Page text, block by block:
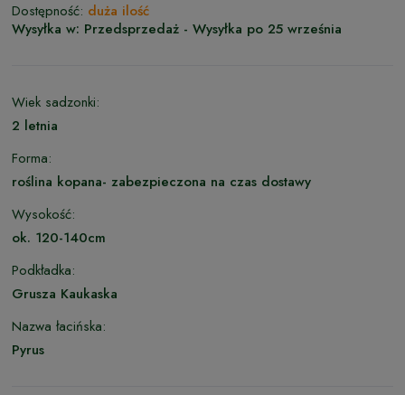
Dostępność: duża ilość
Wysyłka w: Przedsprzedaż - Wysyłka po 25 września
Wiek sadzonki:
2 letnia
Forma:
roślina kopana- zabezpieczona na czas dostawy
Wysokość:
ok. 120-140cm
Podkładka:
Grusza Kaukaska
Nazwa łacińska:
Pyrus